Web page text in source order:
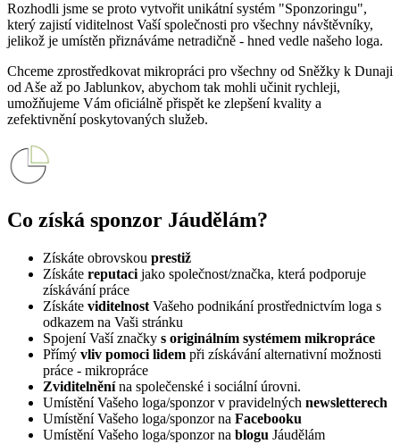
Rozhodli jsme se proto vytvořit unikátní systém "Sponzoringu",
který zajistí viditelnost Vaší společnosti pro všechny návštěvníky,
jelikož je umístěn přiznáváme netradičně - hned vedle našeho loga.
Chceme zprostředkovat mikropráci pro všechny od Sněžky k Dunaji
od Aše až po Jablunkov, abychom tak mohli učinit rychleji,
umožňujeme Vám oficiálně přispět ke zlepšení kvality a
zefektivnění poskytovaných služeb.
Co získá sponzor Jáudělám?
Získáte obrovskou prestiž
Získáte reputaci jako společnost/značka, která podporuje
získávání práce
Získáte viditelnost Vašeho podnikání prostřednictvím loga s
odkazem na Vaši stránku
Spojení Vaší značky s originálním systémem mikropráce
Přímý vliv pomoci lidem při získávání alternativní možnosti
práce - mikropráce
Zviditelněnína společenské i sociální úrovni.
Umístění Vašeho loga/sponzor v pravidelných newsletterech
Umístění Vašeho loga/sponzor na Facebooku
Umístění Vašeho loga/sponzor na blogu Jáudělám